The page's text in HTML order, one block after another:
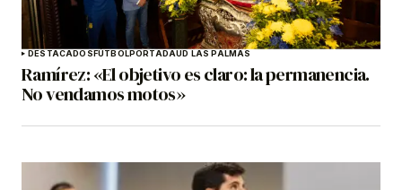
DESTACADOSFÚTBOLPORTADAUD LAS PALMAS
Ramírez: «El objetivo es claro: la permanencia.
No vendamos motos»